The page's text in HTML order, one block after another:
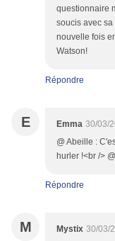
questionnaire
soucis avec
nouvelle fois
Watson!
Répondre
E Emma 30/03/
@ Abeille :
hurler !<br />
Répondre
M Mystix 30/03/